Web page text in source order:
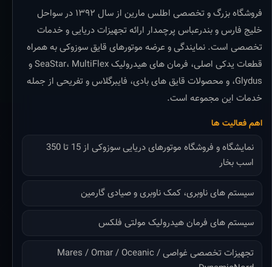
فروشگاه بزرگ و تخصصی اطلس مارین از سال ۱۳۹۲ در سواحل
خلیج فارس و بندرعباس پرچمدار ارائه تجهیزات دریایی و خدمات
تخصصی است. نمایندگی و عرضه موتورهای قایق سوزوکی به همراه
قطعات یدکی اصلی، فرمان های هیدرولیک SeaStar، MultiFlex و
Glydus، و محصولات قایق های بادی، فایبرگلاس و تفریحی از جمله
خدمات این مجموعه است.
اهم فعالیت ها
نمایشگاه و فروشگاه موتورهای دریایی سوزوکی از 15 تا 350
اسب بخار
سیستم های ناوبری، کمک ناوبری و صیادی گارمین
سیستم های فرمان هیدرولیک مولتی فلکس
تجهیزات تخصصی غواصی Mares / Omar / Oceanic /